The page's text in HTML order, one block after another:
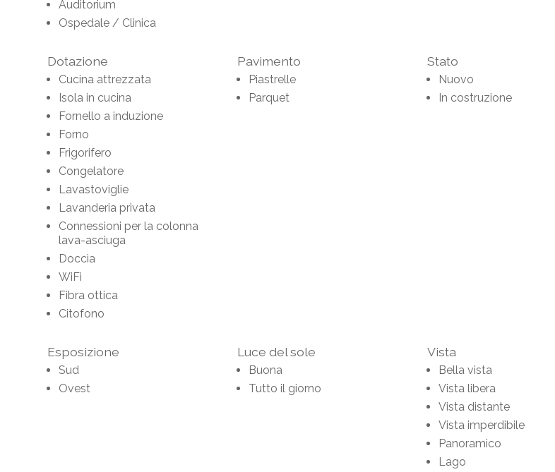
Auditorium
Ospedale / Clinica
Dotazione
Cucina attrezzata
Isola in cucina
Fornello a induzione
Forno
Frigorifero
Congelatore
Lavastoviglie
Lavanderia privata
Connessioni per la colonna
lava-asciuga
Doccia
WiFi
Fibra ottica
Citofono
Pavimento
Piastrelle
Parquet
Stato
Nuovo
In costruzione
Esposizione
Sud
Ovest
Luce del sole
Buona
Tutto il giorno
Vista
Bella vista
Vista libera
Vista distante
Vista imperdibile
Panoramico
Lago